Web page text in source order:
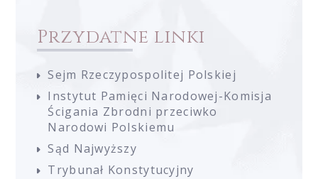
Przydatne linki
Sejm Rzeczypospolitej Polskiej
Instytut Pamięci Narodowej-Komisja
Ścigania Zbrodni przeciwko
Narodowi Polskiemu
Sąd Najwyższy
Trybunał Konstytucyjny